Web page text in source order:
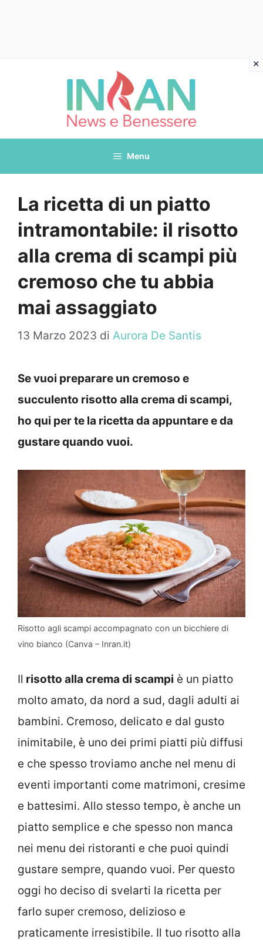
Menu
La ricetta di un piatto
intramontabile: il risotto
alla crema di scampi più
cremoso che tu abbia
mai assaggiato
13 Marzo 2023 di Aurora De Santis
Se vuoi preparare un cremoso e
succulento risotto alla crema di scampi,
ho qui per te la ricetta da appuntare e da
gustare quando vuoi.
Risotto agli scampi accompagnato con un bicchiere di
vino bianco (Canva – Inran.it)
Il risotto alla crema di scampi è un piatto
molto amato, da nord a sud, dagli adulti ai
bambini. Cremoso, delicato e dal gusto
inimitabile, è uno dei primi piatti più diffusi
e che spesso troviamo anche nel menu di
eventi importanti come matrimoni, cresime
e battesimi. Allo stesso tempo, è anche un
piatto semplice e che spesso non manca
nei menu dei ristoranti e che puoi quindi
gustare sempre, quando vuoi. Per questo
oggi ho deciso di svelarti la ricetta per
farlo super cremoso, delizioso e
praticamente irresistibile. Il tuo risotto alla